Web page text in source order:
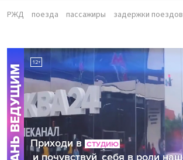
РЖД поезда пассажиры задержки поездов